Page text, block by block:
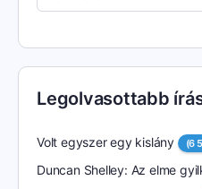
Legolvasottabb
Volt egyszer egy kislány (6
Duncan Shelley: Az elme